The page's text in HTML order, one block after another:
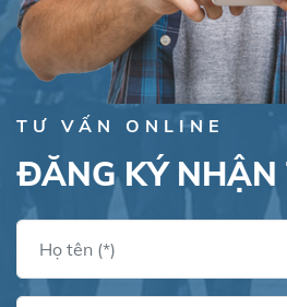
TƯ VẤN ONLINE
ĐĂNG KÝ NHẬN